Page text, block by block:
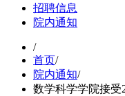
招聘信息
院内通知
/
首页/
院内通知/
数学科学学院接受